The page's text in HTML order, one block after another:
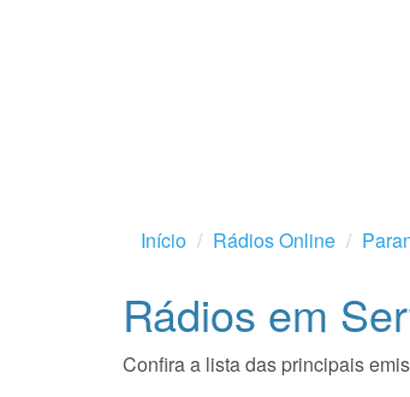
Início Rádios Online
Rádios em
Confira a lista das principais